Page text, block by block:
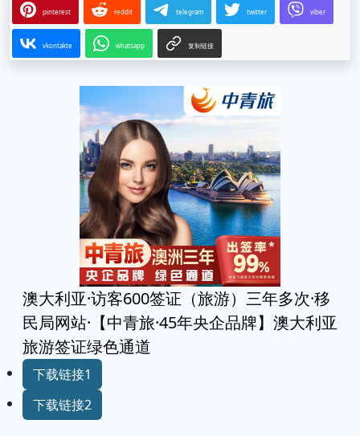
pinterest reddit telegram twitter viber
vkontakte whatsapp 复制链接
澳大利亚·访客600签证（旅游）三年多次·移
民局网站·【中青旅·45年央企品牌】澳大利亚
旅游签证绿色通道
下载链接1
下载链接2